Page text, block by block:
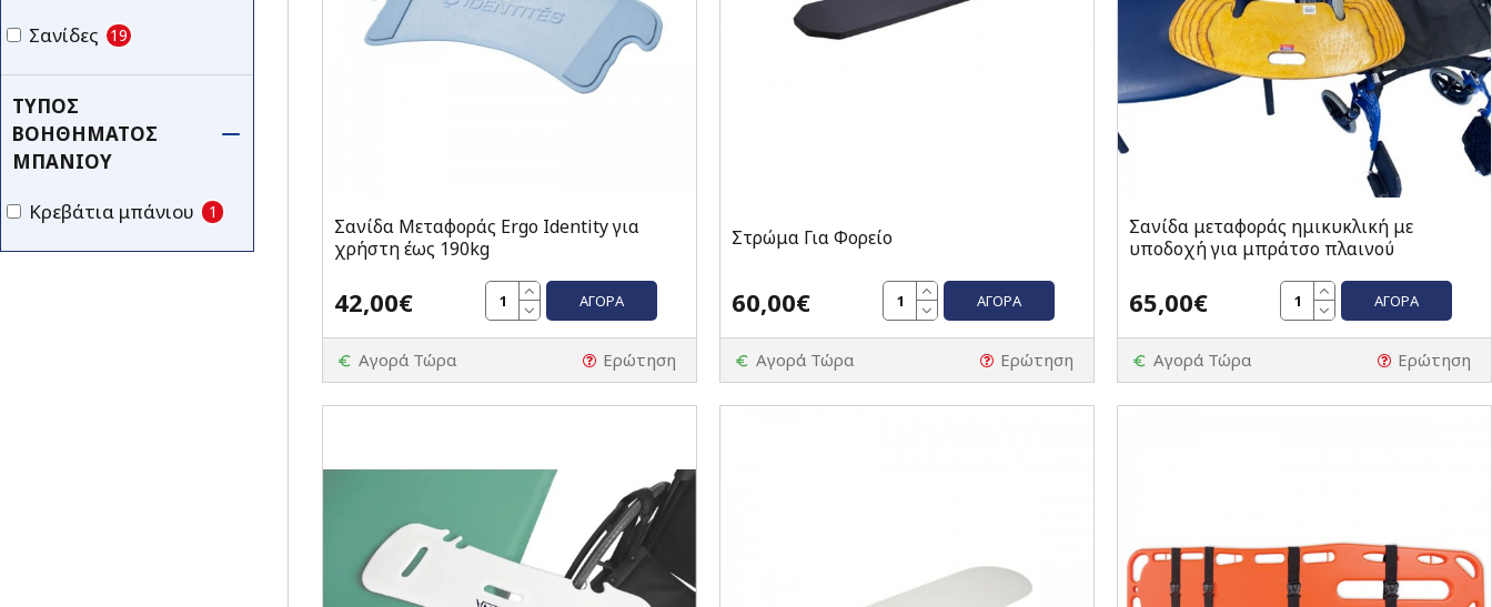
ΤΎΠΟΣ
ΒΟΗΘΉΜΑΤΟΣ
ΜΠΆΝΙΟΥ
Κρεβάτια μπάνιου
1
Σανίδες 19
Σανίδα Μεταφοράς Ergo Identity για
χρήστη έως 190kg
42,00€ ΑΓΟΡΆ
Αγορά Τώρα Ερώτηση
Στρώμα Για Φορείο
60,00€ ΑΓΟΡΆ
Αγορά Τώρα Ερώτηση
Σανίδα μεταφοράς ημικυκλική με
υποδοχή για μπράτσο πλαινού
65,00€ ΑΓΟΡΆ
Αγορά Τώρα Ερώτηση